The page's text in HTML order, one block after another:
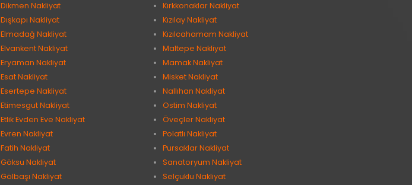
Dikmen Nakliyat
Dışkapı Nakliyat
Elmadağ Nakliyat
Elvankent Nakliyat
Eryaman Nakliyat
Esat Nakliyat
Esertepe Nakliyat
Etimesgut Nakliyat
Etlik Evden Eve Nakliyat
Evren Nakliyat
Fatih Nakliyat
Göksu Nakliyat
Gölbaşı Nakliyat
Kırkkonaklar Nakliyat
Kızılay Nakliyat
Kızılcahamam Nakliyat
Maltepe Nakliyat
Mamak Nakliyat
Misket Nakliyat
Nallıhan Nakliyat
Ostim Nakliyat
Öveçler Nakliyat
Polatlı Nakliyat
Pursaklar Nakliyat
Sanatoryum Nakliyat
Selçuklu Nakliyat